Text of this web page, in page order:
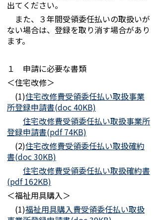
出てください。
また、３年間受領委任払いの取扱いが
ない場合は、登録を取り消す場合があり
ます。
１ 申請に必要な書類
＜住宅改修＞
(1)住宅改修費受領委任払い取扱事業
所登録申請書(doc 40KB)
住宅改修費受領委任払い取扱事業所
登録申請書(pdf 74KB)
(2)住宅改修費受領委任払い取扱確約
書(doc 30KB)
住宅改修費受領委任払い取扱確約書
(pdf 162KB)
＜福祉用具購入＞
(1)福祉用具購入費受領委任払い取扱